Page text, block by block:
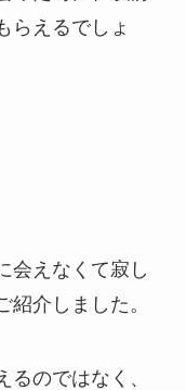
らえるでしょ
会えなくて寂し
介しました。
のではなく、